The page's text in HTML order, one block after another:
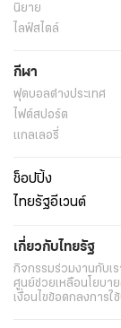
นิยาย
ไลฟ์สไตล์
กีฬา
ฟุตบอลต่่างประเทศ
ไฟต์สปอร์ต
แกลเลอรี่
ช็อปปิ้ง
ไทยรัฐอีเวนต์
เกี่ยวกับไทยรัฐ
กิจกรรมร่วมงานกับเร
ศูนย์ช่วยเหลือนโยบา
เงื่อนไขข้อตกลงการใ